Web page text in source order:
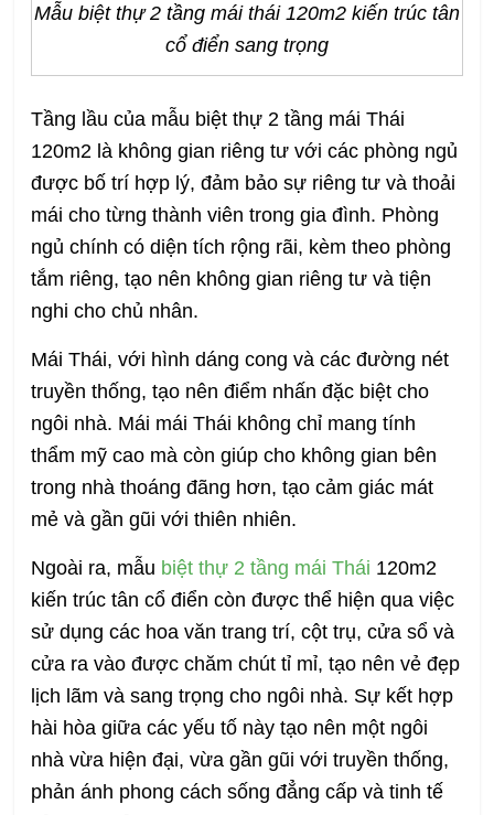
Mẫu biệt thự 2 tầng mái thái 120m2 kiến trúc tân
cổ điển sang trọng
Tầng lầu của mẫu biệt thự 2 tầng mái Thái
120m2 là không gian riêng tư với các phòng ngủ
được bố trí hợp lý, đảm bảo sự riêng tư và thoải
mái cho từng thành viên trong gia đình. Phòng
ngủ chính có diện tích rộng rãi, kèm theo phòng
tắm riêng, tạo nên không gian riêng tư và tiện
nghi cho chủ nhân.
Mái Thái, với hình dáng cong và các đường nét
truyền thống, tạo nên điểm nhấn đặc biệt cho
ngôi nhà. Mái mái Thái không chỉ mang tính
thẩm mỹ cao mà còn giúp cho không gian bên
trong nhà thoáng đãng hơn, tạo cảm giác mát
mẻ và gần gũi với thiên nhiên.
Ngoài ra, mẫu biệt thự 2 tầng mái Thái 120m2
kiến trúc tân cổ điển còn được thể hiện qua việc
sử dụng các hoa văn trang trí, cột trụ, cửa sổ và
cửa ra vào được chăm chút tỉ mỉ, tạo nên vẻ đẹp
lịch lãm và sang trọng cho ngôi nhà. Sự kết hợp
hài hòa giữa các yếu tố này tạo nên một ngôi
nhà vừa hiện đại, vừa gần gũi với truyền thống,
phản ánh phong cách sống đẳng cấp và tinh tế